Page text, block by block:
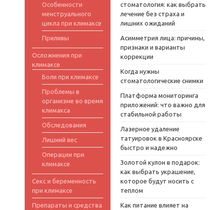
Особенности
менструального
цикла при климаксе
Приливы
Осложнения при
климаксе
Боли при климаксе
Проблемы в
организме во время
климакса
Обследования
Лишний вес
Операции при
климаксе
Секс и беременность
при климаксе
Препараты и средства
стоматология: как выбрать
лечение без страха и
лишних ожиданий
Асимметрия лица: причины,
признаки и варианты
коррекции
Когда нужны
стоматологические снимки
Платформа мониторинга
приложений: что важно для
стабильной работы
Лазерное удаление
татуировок в Красноярске
быстро и надежно
Золотой кулон в подарок:
как выбрать украшение,
которое будут носить с
теплом
Как питание влияет на